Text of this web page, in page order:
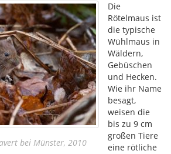
bei Münster, 2010
Die
Rötelmaus ist
die typische
Wühlmaus in
Wäldern,
Gebüschen
und Hecken.
Wie ihr Name
besagt,
weisen die
bis zu 9 cm
großen Tiere
eine rötliche